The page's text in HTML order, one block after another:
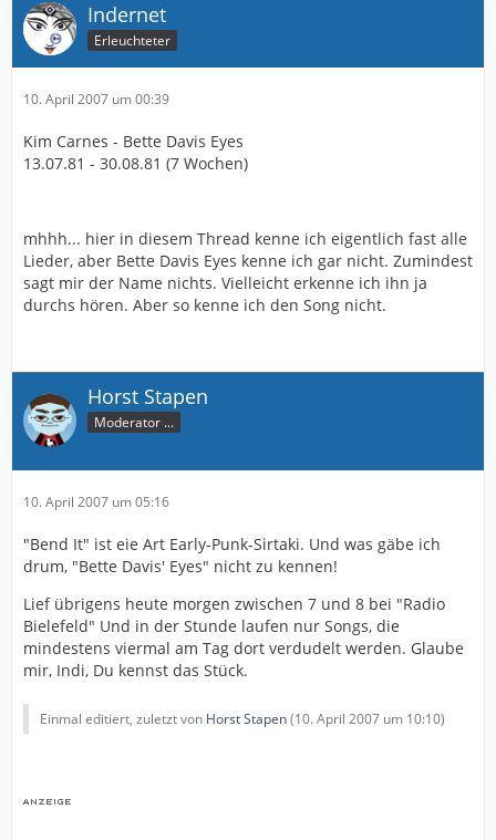
Indernet
Erleuchteter
10. April 2007 um 00:39
Kim Carnes - Bette Davis Eyes
13.07.81 - 30.08.81 (7 Wochen)
mhhh... hier in diesem Thread kenne ich eigentlich fast alle
Lieder, aber Bette Davis Eyes kenne ich gar nicht. Zumindest
sagt mir der Name nichts. Vielleicht erkenne ich ihn ja
durchs hören. Aber so kenne ich den Song nicht.
Horst Stapen
Moderator ...
10. April 2007 um 05:16
"Bend It" ist eie Art Early-Punk-Sirtaki. Und was gäbe ich
drum, "Bette Davis' Eyes" nicht zu kennen!
Lief übrigens heute morgen zwischen 7 und 8 bei "Radio
Bielefeld" Und in der Stunde laufen nur Songs, die
mindestens viermal am Tag dort verdudelt werden. Glaube
mir, Indi, Du kennst das Stück.
Einmal editiert, zuletzt von Horst Stapen(10. April 2007 um 10:10)